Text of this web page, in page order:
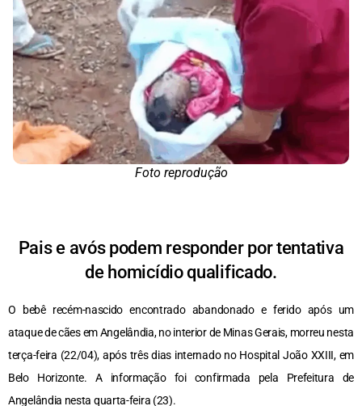
Foto reprodução
Pais e avós podem responder por tentativa
de homicídio qualificado.
O bebê recém-nascido encontrado abandonado e ferido após um
ataque de cães em Angelândia, no interior de Minas Gerais, morreu nesta
terça-feira (22/04), após três dias internado no Hospital João XXIII, em
Belo Horizonte. A informação foi confirmada pela Prefeitura de
Angelândia nesta quarta-feira (23).